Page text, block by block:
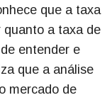
que a taxa
quanto a taxa de
entender e
que a análise
mercado de